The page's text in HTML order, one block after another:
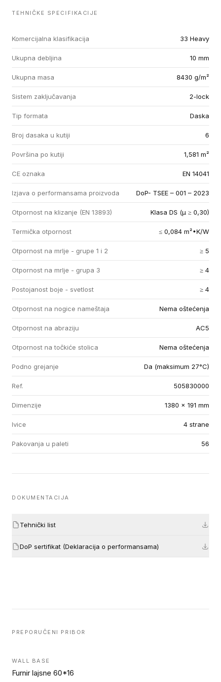
TEHNIČKE SPECIFIKACIJE
Komercijalna klasifikacija 33 Heavy
Ukupna debljina 10 mm
Ukupna masa 8430 g/m²
Sistem zaključavanja 2-lock
Tip formata Daska
Broj dasaka u kutiji 6
Površina po kutiji 1,581 m²
CE oznaka EN 14041
Izjava o performansama proizvoda DoP- TSEE – 001 – 2023
Otpornost na klizanje (EN 13893) Klasa DS (µ ≥ 0,30)
Termička otpornost ≤ 0,084 m²•K/W
Otpornost na mrlje - grupe 1 i 2 ≥ 5
Otpornost na mrlje - grupa 3 ≥ 4
Postojanost boje - svetlost ≥ 4
Otpornost na nogice nameštaja Nema oštećenja
Otpornost na abraziju AC5
Otpornost na točkiće stolica Nema oštećenja
Podno grejanje Da (maksimum 27°C)
Ref. 505830000
Dimenzije 1380 x 191 mm
Ivice 4 strane
Pakovanja u paleti 56
DOKUMENTACIJA
Tehnički list
DoP sertifikat (Deklaracija o performansama)
PREPORUČENI PRIBOR
WALL BASE
Furnir lajsne 60*16